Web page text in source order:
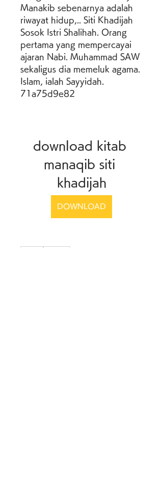
Manakib sebenarnya adalah
riwayat hidup,.. Siti Khadijah
Sosok Istri Shalihah. Orang
pertama yang mempercayai
ajaran Nabi. Muhammad SAW
sekaligus dia memeluk agama.
Islam, ialah Sayyidah.
71a75d9e82
download kitab
manaqib siti
khadijah
DOWNLOAD